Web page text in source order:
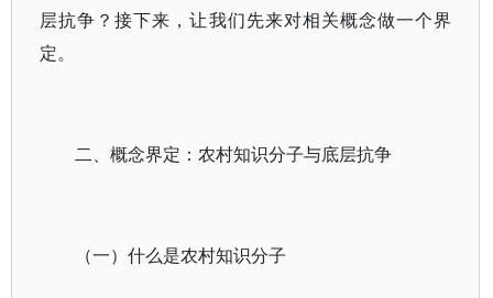
层抗争？接下来，让我们先来对相关概念做一个界
定。
二、概念界定：农村知识分子与底层抗争
（一）什么是农村知识分子